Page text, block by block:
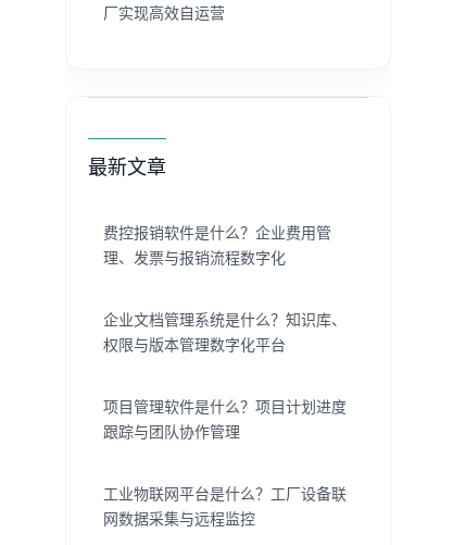
厂实现高效自运营
最新文章
费控报销软件是什么？企业费用管
理、发票与报销流程数字化
企业文档管理系统是什么？知识库、
权限与版本管理数字化平台
项目管理软件是什么？项目计划进度
跟踪与团队协作管理
工业物联网平台是什么？工厂设备联
网数据采集与远程监控